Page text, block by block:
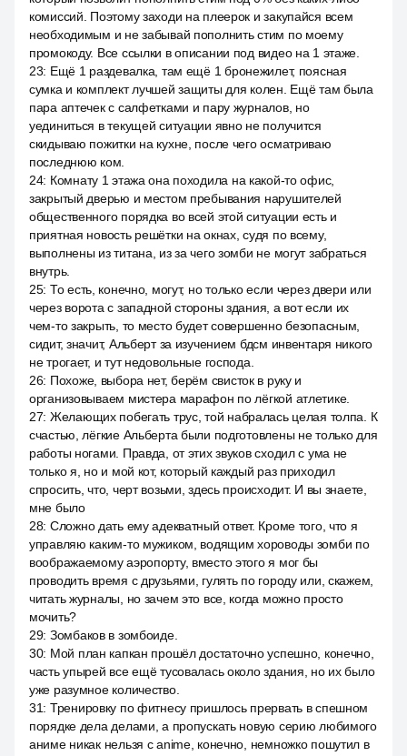
комиссий. Поэтому заходи на плеерок и закупайся всем
необходимым и не забывай пополнить стим по моему
промокоду. Все ссылки в описании под видео на 1 этаже.
23: Ещё 1 раздевалка, там ещё 1 бронежилет, поясная
сумка и комплект лучшей защиты для колен. Ещё там была
пара аптечек с салфетками и пару журналов, но
уединиться в текущей ситуации явно не получится
скидываю пожитки на кухне, после чего осматриваю
последнюю ком.
24: Комнату 1 этажа она походила на какой-то офис,
закрытый дверью и местом пребывания нарушителей
общественного порядка во всей этой ситуации есть и
приятная новость решётки на окнах, судя по всему,
выполнены из титана, из за чего зомби не могут забраться
внутрь.
25: То есть, конечно, могут, но только если через двери или
через ворота с западной стороны здания, а вот если их
чем-то закрыть, то место будет совершенно безопасным,
сидит, значит, Альберт за изучением бдсм инвентаря никого
не трогает, и тут недовольные господа.
26: Похоже, выбора нет, берём свисток в руку и
организовываем мистера марафон по лёгкой атлетике.
27: Желающих побегать трус, той набралась целая толпа. К
счастью, лёгкие Альберта были подготовлены не только для
работы ногами. Правда, от этих звуков сходил с ума не
только я, но и мой кот, который каждый раз приходил
спросить, что, черт возьми, здесь происходит. И вы знаете,
мне было
28: Сложно дать ему адекватный ответ. Кроме того, что я
управляю каким-то мужиком, водящим хороводы зомби по
воображаемому аэропорту, вместо этого я мог бы
проводить время с друзьями, гулять по городу или, скажем,
читать журналы, но зачем это все, когда можно просто
мочить?
29: Зомбаков в зомбоиде.
30: Мой план капкан прошёл достаточно успешно, конечно,
часть упырей все ещё тусовалась около здания, но их было
уже разумное количество.
31: Тренировку по фитнесу пришлось прервать в спешном
порядке дела делами, а пропускать новую серию любимого
аниме никак нельзя с anime, конечно, немножко пошутил в